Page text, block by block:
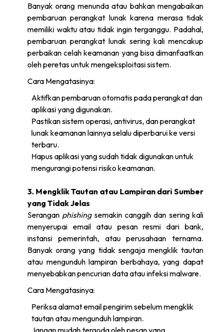
Banyak orang menunda atau bahkan mengabaikan
pembaruan perangkat lunak karena merasa tidak
memiliki waktu atau tidak ingin terganggu. Padahal,
pembaruan perangkat lunak sering kali mencakup
perbaikan celah keamanan yang bisa dimanfaatkan
oleh peretas untuk mengeksploitasi sistem.
Cara Mengatasinya:
Aktifkan pembaruan otomatis pada perangkat dan
aplikasi yang digunakan.
Pastikan sistem operasi, antivirus, dan perangkat
lunak keamanan lainnya selalu diperbarui ke versi
terbaru.
Hapus aplikasi yang sudah tidak digunakan untuk
mengurangi potensi risiko keamanan.
3. Mengklik Tautan atau Lampiran dari Sumber
yang Tidak Jelas
Serangan phishingsemakin canggih dan sering kali
menyerupai email atau pesan resmi dari bank,
instansi pemerintah, atau perusahaan ternama.
Banyak orang yang tidak sengaja mengklik tautan
atau mengunduh lampiran berbahaya, yang dapat
menyebabkan pencurian data atau infeksi malware.
Cara Mengatasinya:
Periksa alamat email pengirim sebelum mengklik
tautan atau mengunduh lampiran.